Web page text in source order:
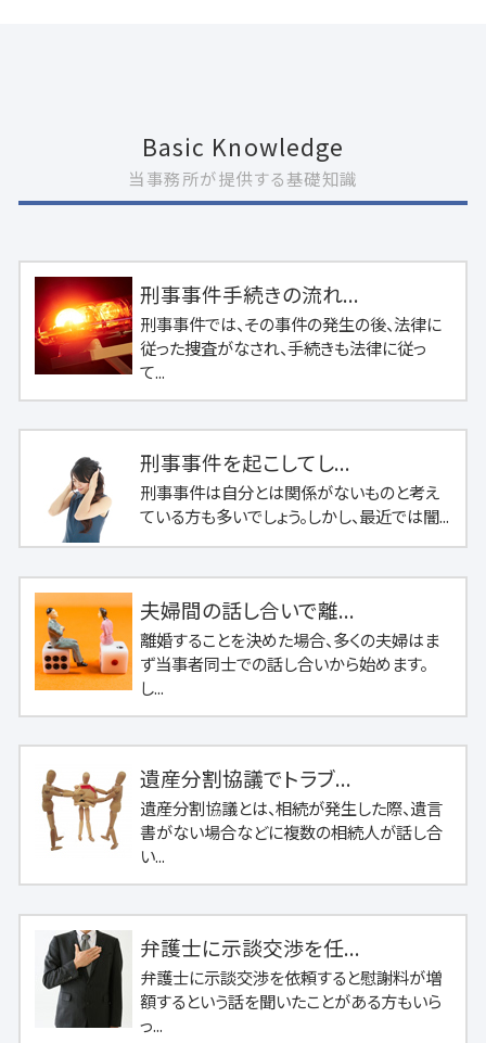
Basic Knowledge
当事務所が提供する基礎知識
刑事事件手続きの流れ...
刑事事件では、その事件の発生の後、法律に
従った捜査がなされ、手続きも法律に従っ
て...
刑事事件を起こしてし...
刑事事件は自分とは関係がないものと考え
ている方も多いでしょう。しかし、最近では闇...
夫婦間の話し合いで離...
離婚することを決めた場合、多くの夫婦はま
ず当事者同士での話し合いから始めます。
し...
遺産分割協議でトラブ...
遺産分割協議とは、相続が発生した際、遺言
書がない場合などに複数の相続人が話し合
い...
弁護士に示談交渉を任...
弁護士に示談交渉を依頼すると慰謝料が増
額するという話を聞いたことがある方もいら
っ...